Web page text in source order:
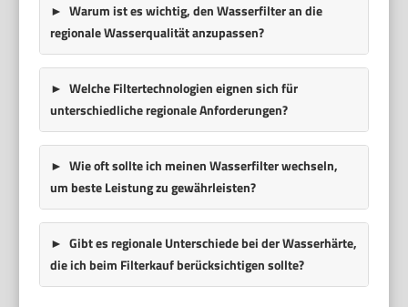
Warum ist es wichtig, den Wasserfilter an die
regionale Wasserqualität anzupassen?
Welche Filtertechnologien eignen sich für
unterschiedliche regionale Anforderungen?
Wie oft sollte ich meinen Wasserfilter wechseln,
um beste Leistung zu gewährleisten?
Gibt es regionale Unterschiede bei der Wasserhärte,
die ich beim Filterkauf berücksichtigen sollte?